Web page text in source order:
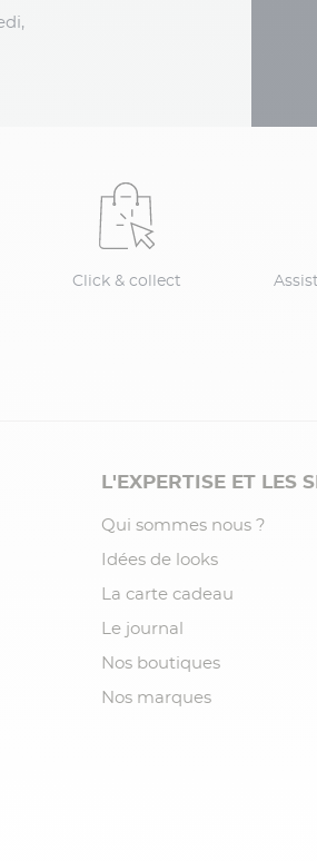
Click & collect
L'EXPERTISE ET LES
Qui sommes nous ?
Idées de looks
La carte cadeau
Le journal
Nos boutiques
Nos marques